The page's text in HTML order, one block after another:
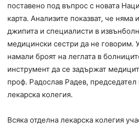
поставено под въпрос с новата
карта. Анализите показват, че няма
джипита и специалисти в
медицински сестри да не говорим.
намали броят на леглата в
инструмент да се задържат
проф. Радослав Радев, председател
лекарска колегия.
Всяка отделна лекарска колегия